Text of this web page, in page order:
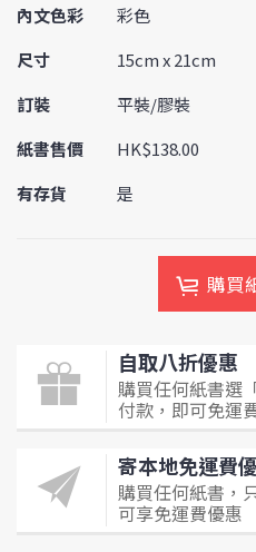
內文色彩
彩色
尺寸
15cm x 21cm
訂裝
平裝/膠裝
紙書售價
HK$138.00
有存貨
是
購買
自取八折優惠
購買任何紙書選
付款，即可免運
寄本地免運費
購買任何紙書，
可享免運費優惠